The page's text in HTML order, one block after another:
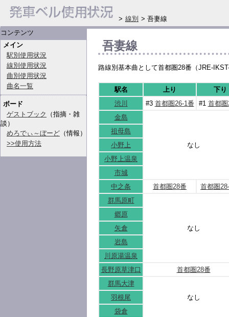
コンテンツ
メイン
駅別使用状況
線別使用状況
曲別使用状況
曲名一覧
ボード
ゲストブック
（指摘・雑
談）
めろでぃ～ぼーど （情報）
>>使用方法
吾妻線
路線別基本曲として首都圏28番（JRE-
駅名 上り
下り
渋川
#3 首都圏26-1番 #1 首都
金島
なし
祖母島
小野上
小野上温泉
市城
中之条
首都圏28番
首都圏
群馬原町
なし
郷原
矢倉
岩島
川原湯温泉
長野原草津口
首都圏28番
群馬大津
なし
羽根尾
袋倉
> 線別 > 吾妻線